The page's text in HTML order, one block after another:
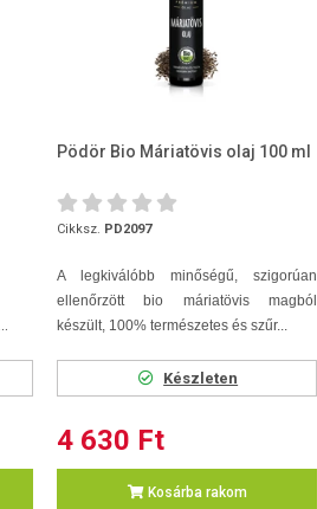
Pödör Bio Máriatövis olaj 100 ml
Cikksz. PD2097
A legkiválóbb minőségű, szigorúan
ellenőrzött bio máriatövis magból
készült, 100% természetes és szűr...
Készleten
4 630 Ft
Kosárba rakom